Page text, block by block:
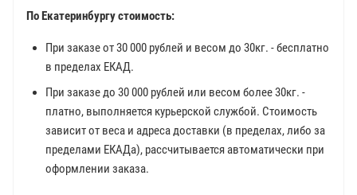
По Екатеринбургу стоимость:
При заказе от 30 000 рублей и весом до 30кг. - бесплатно
в пределах ЕКАД.
При заказе до 30 000 рублей или весом более 30кг. -
платно, выполняется курьерской службой. Стоимость
зависит от веса и адреса доставки (в пределах, либо за
пределами ЕКАДа), рассчитывается автоматически при
оформлении заказа.